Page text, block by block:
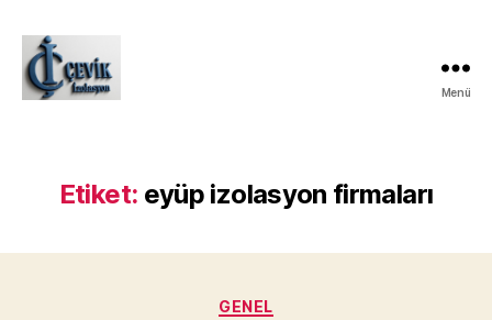
Menü
Etiket: eyüp izolasyon firmaları
Kategoriler
GENEL